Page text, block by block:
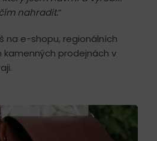
nahradit.“
na e-shopu, regionálních
prodejnách v